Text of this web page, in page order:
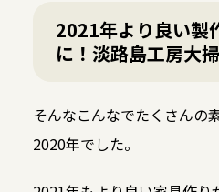
2021年より良い製
に！淡路島工房大
そんなこんなでたくさんの
2020年でした。